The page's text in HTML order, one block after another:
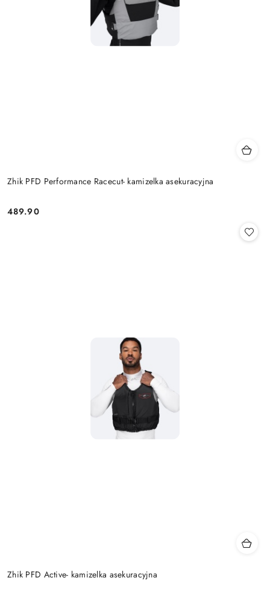
Zhik PFD Performance Racecut- kamizelka asekuracyjna
Cena:
489.90
Zhik PFD Active- kamizelka asekuracyjna